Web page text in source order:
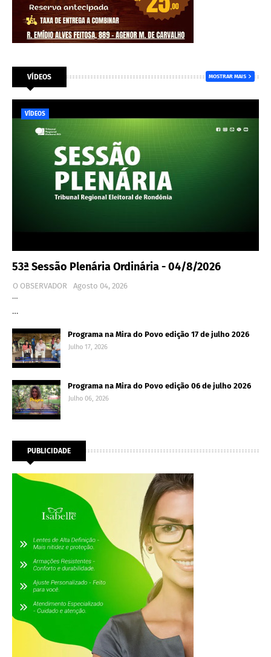
VÍDEOS MOSTRAR MAIS
VÍDEOS
53ª Sessão Plenária Ordinária - 04/8/2026
O OBSERVADOR
Agosto 04, 2026
…
…
Programa na Mira do Povo edição 17 de julho 2026
Julho 17, 2026
Programa na Mira do Povo edição 06 de julho 2026
Julho 06, 2026
PUBLICIDADE